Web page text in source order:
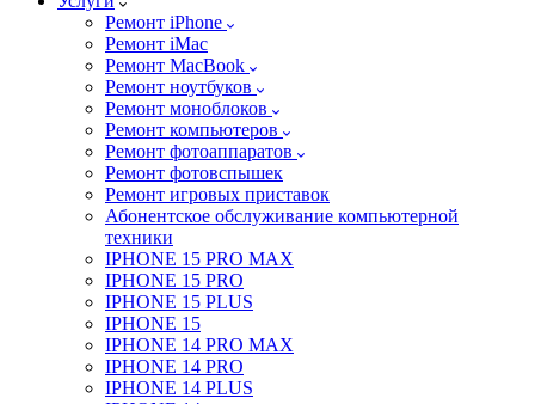
Ремонт iPhone
Ремонт iMac
Ремонт MacBook
Ремонт ноутбуков
Ремонт моноблоков
Ремонт компьютеров
Ремонт фотоаппаратов
Ремонт фотовспышек
Ремонт игровых приставок
Абонентское обслуживание компьютерной
техники
IPHONE 15 PRO MAX
IPHONE 15 PRO
IPHONE 15 PLUS
IPHONE 15
IPHONE 14 PRO MAX
IPHONE 14 PRO
IPHONE 14 PLUS